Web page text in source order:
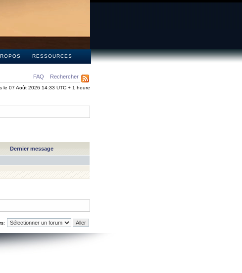
RESSOURCES
FAQ Rechercher
le 07 Août 2026 14:33 UTC + 1 heure
Dernier message